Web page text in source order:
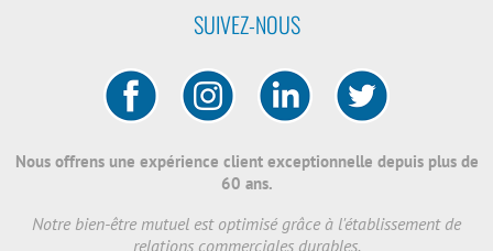
SUIVEZ-NOUS
Nous offrens une expérience client exceptionnelle depuis plus de
60 ans.
Notre bien-être mutuel est optimisé grâce à l'établissement de
relations commerciales durables.